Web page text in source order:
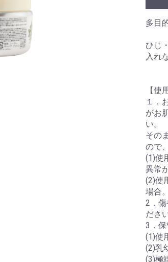
多目
ひじ
入れ
【使
１．
がお
い。
その
ので
(1)使
異常
(2)使
場合。
2．
ださ
3．
(1)使
(2)乳
(3)極